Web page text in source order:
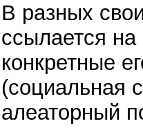
В разных
ссылается
конкретные
(социальная
алеаторный